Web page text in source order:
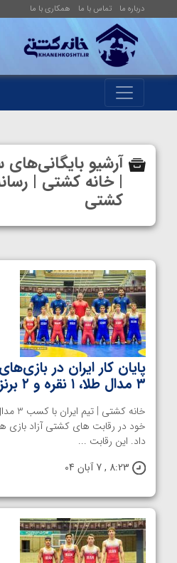
درباره ما تماس با ما همکاری با ما
آرشیو
| خانه کشتی |
کشتی
پایان کار ایران در
۳ مدال طلا، ۱ نقره و ۲ برنز
خود در رقابت های کشتی آزاد بازی
داد. این رقابت ...
8:23 , 7 آبان 04